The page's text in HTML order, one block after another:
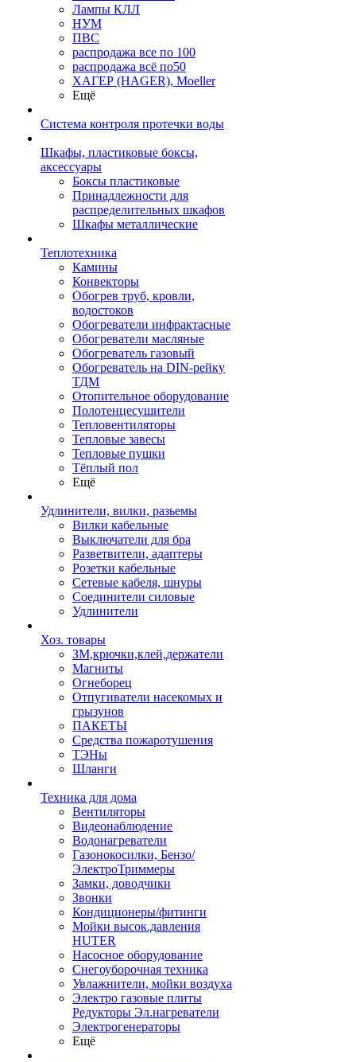
Лампы КЛЛ
НУМ
ПВС
распродажа все по 100
распродажа всё по50
ХАГЕР (HAGER), Moeller
Ещё
Система контроля протечки воды
Шкафы, пластиковые боксы,
аксессуары
Боксы пластиковые
Принадлежности для
распределительных шкафов
Шкафы металлические
Теплотехника
Камины
Конвекторы
Обогрев труб, кровли,
водостоков
Обогреватели инфрактасные
Обогреватели масляные
Обогреватель газовый
Обогреватель на DIN-рейку
ТДМ
Отопительное оборудование
Полотенцесушители
Тепловентиляторы
Тепловые завесы
Тепловые пушки
Тёплый пол
Ещё
Удлинители, вилки, разьемы
Вилки кабельные
Выключатели для бра
Разветвители, адаптеры
Розетки кабельные
Сетевые кабеля, шнуры
Соединители силовые
Удлинители
Хоз. товары
ЗМ,крючки,клей,держатели
Магниты
Огнеборец
Отпугиватели насекомых и
грызунов
ПАКЕТЫ
Средства пожаротушения
ТЭНы
Шланги
Техника для дома
Вентиляторы
Видеонаблюдение
Водонагреватели
Газонокосилки, Бензо/
ЭлектроТриммеры
Замки, доводчики
Звонки
Кондиционеры/фитинги
Мойки высок.давления
HUTER
Насосное оборудование
Снегоуборочная техника
Увлажнители, мойки воздуха
Электро газовые плиты
Редукторы Эл.нагреватели
Электрогенераторы
Ещё